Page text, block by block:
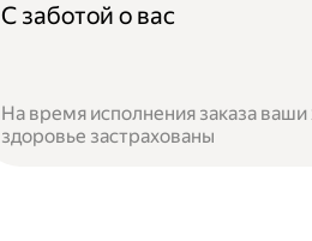
С заботой о вас
На время исполнения заказа
здоровье застрахованы